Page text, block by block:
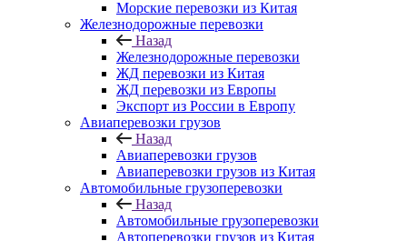
Морские перевозки из Китая
Железнодорожные перевозки
Назад
Железнодорожные перевозки
ЖД перевозки из Китая
ЖД перевозки из Европы
Экспорт из России в Европу
Авиаперевозки грузов
Назад
Авиаперевозки грузов
Авиаперевозки грузов из Китая
Автомобильные грузоперевозки
Назад
Автомобильные грузоперевозки
Автоперевозки грузов из Китая